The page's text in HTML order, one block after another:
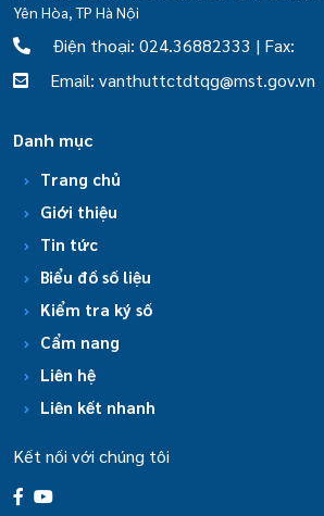
Yên Hòa, TP Hà Nội
Điện thoại: 024.36882333 | Fax:
Email: vanthuttctdtqg@mst.gov.vn
Danh mục
Trang chủ
Giới thiệu
Tin tức
Biểu đồ số liệu
Kiểm tra ký số
Cẩm nang
Liên hệ
Liên kết nhanh
Kết nối với chúng tôi